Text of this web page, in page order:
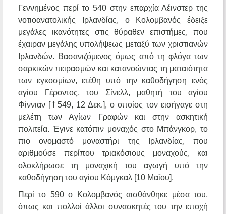
Γεννημένος περί το 540 στην επαρχία Λέινστερ της
νοτιοανατολικής Ιρλανδίας, ο Κολομβανός έδειξε
μεγάλες ικανότητες στις θύραθεν επιστήμες, που
έχαιραν μεγάλης υπολήψεως μεταξύ των χριστιανών
Ιρλανδών. Βασανιζόμενος όμως από τη φλόγα των
σαρκικών πειρασμών και κατανοώντας τη ματαιότητα
των εγκοσμίων, ετέθη υπό την καθοδήγηση ενός
αγίου Γέροντος, του Σίνελλ, μαθητή του αγίου
Φίννιαν [†549, 12 Δεκ.], ο οποίος τον εισήγαγε στη
μελέτη των Αγίων Γραφών και στην ασκητική
πολιτεία. Έγινε κατόπιν μοναχός στο Μπάνγκορ, το
πιο ονομαστό μοναστήρι της Ιρλανδίας, που
αριθμούσε περίπου τριακόσιους μοναχούς, και
ολοκλήρωσε τη μοναχική του αγωγή υπό την
καθοδήγηση του αγίου Κόμγκαλ [10 Μαΐου].
Περί το 590 ο Κολομβανός αισθάνθηκε μέσα του,
όπως και πολλοί άλλοι συνασκητές του την εποχή